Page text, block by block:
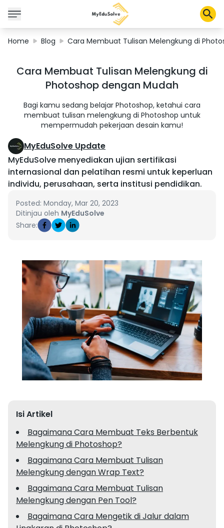
Corporate Solutions
Certifications
About Us
Shop
My Cart
Profile
Home Blog Cara Membuat Tulisan Melengkung di
Cara Membuat Tulisan Melengkung di
Photoshop dengan Mudah
Bagi kamu sedang belajar Photoshop, ketahui cara
membuat tulisan melengkung di Photoshop untuk
mempermudah pekerjaan desain kamu!
MyEduSolve Update
MyEduSolve menyediakan ujian sertifikasi
internasional dan pelatihan resmi untuk keperluan
individu, perusahaan, serta institusi pendidikan.
Posted: Monday, Mar 20, 2023
Ditinjau oleh MyEduSolve
Share:
Isi Artikel
Bagaimana Cara Membuat Teks Berbentuk
Melengkung di Photoshop?
Bagaimana Cara Membuat Tulisan
Melengkung dengan Wrap Text?
Bagaimana Cara Membuat Tulisan
Melengkung dengan Pen Tool?
Bagaimana Cara Mengetik di Jalur dalam